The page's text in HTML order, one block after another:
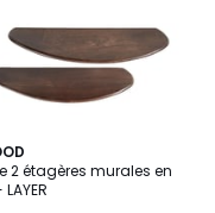
2 étagères murales en